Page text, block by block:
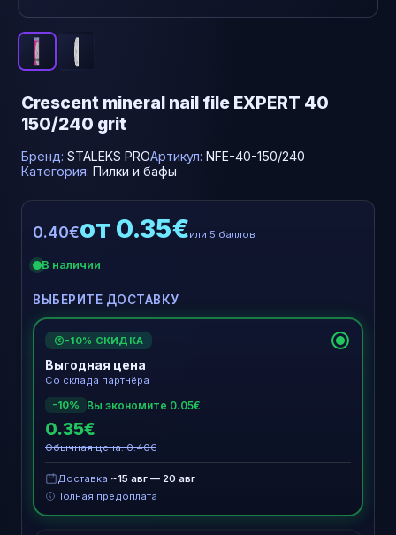
Crescent mineral nail file EXPERT 40
150/240 grit
Бренд: STALEKS PROАртикул: NFE-40-150/240
Категория: Пилки и бафы
0.40€от 0.35€или 5 баллов
В наличии
ВЫБЕРИТЕ ДОСТАВКУ
€ -10% СКИДКА
Выгодная цена
Со склада партнёра
-10%
Вы экономите 0.05€
0.35€
Обычная цена: 0.40€
Доставка ~15 авг — 20 авг
Полная предоплата